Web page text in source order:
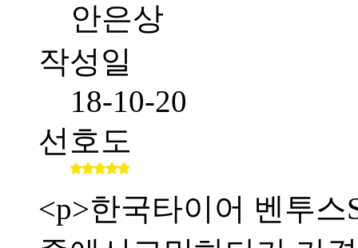
안은상
작성일
18-10-20
선호도
<p>한국타이어 벤투